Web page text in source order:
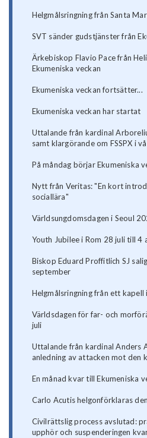
Helgmålsringning från Santa
SVT sänder gudstjänster från
Ärkebiskop Flavio Pace från
Ekumeniska veckan
Ekumeniska veckan fortsätter...
Ekumeniska veckan har startat
Uttalande från kardinal
samt klargörande om FSSPX i
På måndag börjar Ekumeniska
Nytt från Veritas: "En kort
sociallära"
Världsungdomsdagen i Seoul
Youth Jubilee i Rom 28 juli till 4
Biskop Eduard Proffitlich SJ
september
Helgmålsringning från ett kapell
Världsdagen för far- och
juli
Uttalande från kardinal Anders
anledning av attacken mot den
En månad kvar till Ekumeniska
Carlo Acutis helgonförklaras
Civilrättslig process avslutad:
upphör och suspenderingen